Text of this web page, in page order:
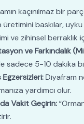
kaçınılmaz bir
baskılar,
ve zihinsel berraklık
ve Farkındalık
sadece 5-10 dakika
Egzersizleri:Diyafram
yardımcı olur.
Vakit Geçirin: